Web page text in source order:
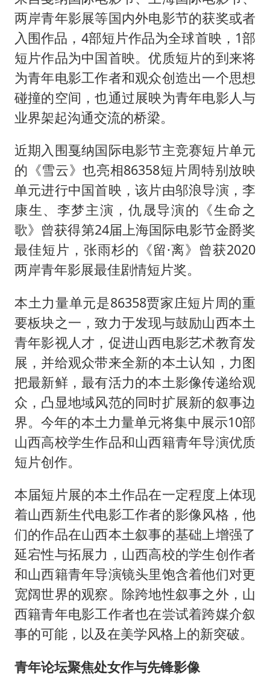
两岸青年影展等国内外电影节的获奖或者
入围作品，4部短片作品为全球首映，1部
短片作品为中国首映。优质短片的到来将
为青年电影工作者和观众创造出一个思想
碰撞的空间，也通过展映为青年电影人与
业界架起沟通交流的桥梁。
近期入围戛纳国际电影节主竞赛短片单元
的《雪云》也亮相86358短片周特别放映
单元进行中国首映，该片由邬浪导演，李
康生、李梦主演，仇晟导演的《生命之
歌》曾获得第24届上海国际电影节金爵奖
最佳短片，张雨杉的《留·离》曾获2020
两岸青年影展最佳剧情短片奖。
本土力量单元是86358贾家庄短片周的重
要板块之一，致力于发现与鼓励山西本土
青年影视人才，促进山西电影艺术教育发
展，并给观众带来全新的本土认知，力图
把最新鲜，最有活力的本土影像传递给观
众，凸显地域风范的同时扩展新的叙事边
界。今年的本土力量单元将集中展示10部
山西高校学生作品和山西籍青年导演优质
短片创作。
本届短片展的本土作品在一定程度上体现
着山西新生代电影工作者的影像风格，他
们的作品在山西本土叙事的基础上增强了
延宕性与拓展力，山西高校的学生创作者
和山西籍青年导演镜头里饱含着他们对更
宽阔世界的观察。除跨地性叙事之外，山
西籍青年电影工作者也在尝试着跨媒介叙
事的可能，以及在美学风格上的新突破。
青年论坛聚焦处女作与先锋影像